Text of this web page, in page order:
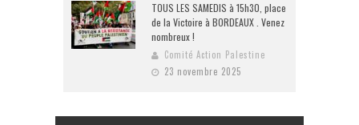
TOUS LES SAMEDIS à 15h30, place
de la Victoire à BORDEAUX . Venez
nombreux !
Comité Action Palestine
23 novembre 2025